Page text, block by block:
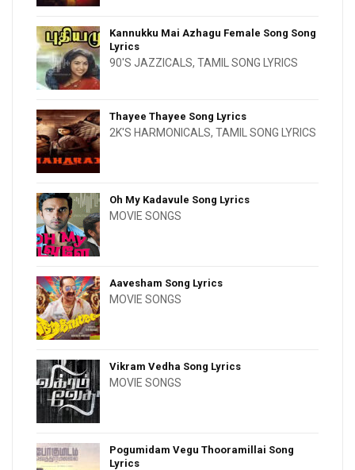
Kannukku Mai Azhagu Female Song Song
Lyrics
90'S JAZZICALS, TAMIL SONG LYRICS
Thayee Thayee Song Lyrics
2K'S HARMONICALS, TAMIL SONG LYRICS
Oh My Kadavule Song Lyrics
MOVIE SONGS
Aavesham Song Lyrics
MOVIE SONGS
Vikram Vedha Song Lyrics
MOVIE SONGS
Pogumidam Vegu Thooramillai Song
Lyrics